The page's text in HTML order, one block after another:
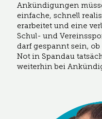
Ankündigungen
einfache, schnell
erarbeitet und eine
Schul- und
darf gespannt sein,
Not in Spandau
weiterhin bei